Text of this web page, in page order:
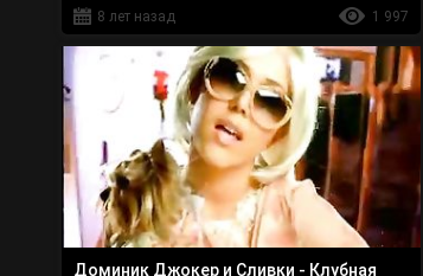
8 лет назад
1 997
Доминик Джокер и Сливки - Клубная